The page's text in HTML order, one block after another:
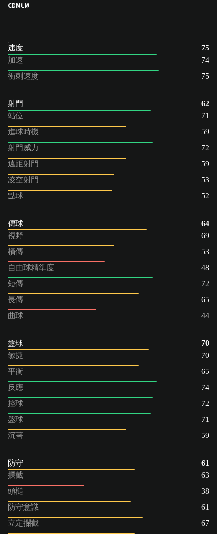
CDMLM
速度
75
加速
74
衝刺速度
75
射門
62
站位
71
進球時機
59
射門威力
72
遠距射門
59
凌空射門
53
點球
52
傳球
64
視野
69
橫傳
53
自由球精準度
48
短傳
72
長傳
65
曲球
44
盤球
70
敏捷
70
平衡
65
反應
74
控球
72
盤球
71
沉著
59
防守
61
攔截
63
頭槌
38
防守意識
61
立定攔截
67